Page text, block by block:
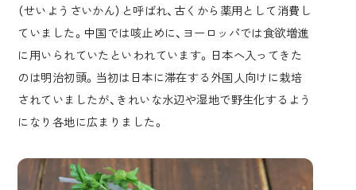
（せいようさいかん）と呼ばれ、古くから薬用として消費し
ていました。中国では咳止めに、ヨーロッパでは食欲増進
に用いられていたといわれています。日本へ入ってきた
のは明治初頭。当初は日本に滞在する外国人向けに栽培
されていましたが、きれいな水辺や湿地で野生化するよう
になり各地に広まりました。